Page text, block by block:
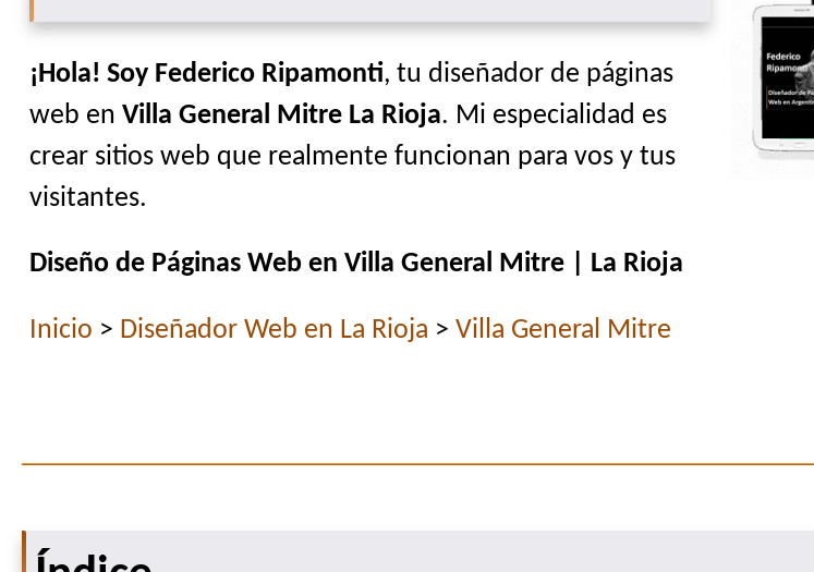
¡Hola! Soy Federico Ripamonti, tu diseñador de páginas
web en Villa General Mitre La Rioja. Mi especialidad es
crear sitios web que realmente funcionan para vos y tus
visitantes.
Diseño de Páginas Web en Villa General Mitre | La Rioja
Inicio > Diseñador Web en La Rioja > Villa General Mitre